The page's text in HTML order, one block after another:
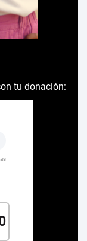
tu donación: